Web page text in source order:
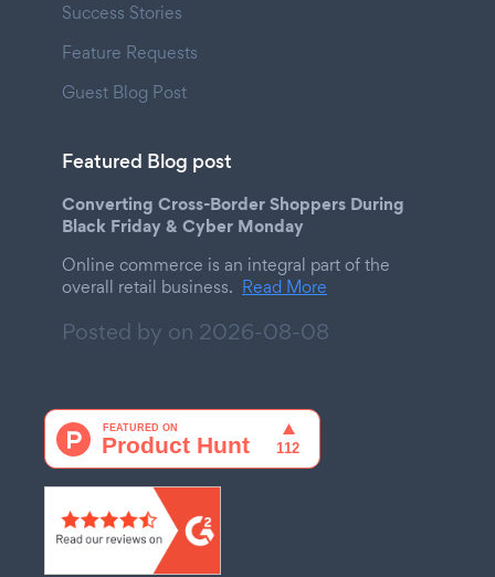
Success Stories
Feature Requests
Guest Blog Post
Featured Blog post
Converting Cross-Border Shoppers During
Black Friday & Cyber Monday
Online commerce is an integral part of the
overall retail business. Read More
Posted by on 2026-08-08